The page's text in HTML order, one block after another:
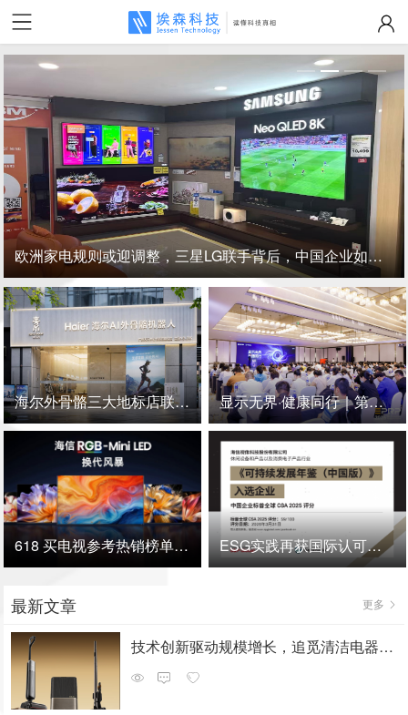
欧洲家电规则或迎调整，三星LG联手背后，中国企业如何应对？
海尔外骨骼三大地标店联动开业！W3妈妈款新品同步预售 显示无界·健康同行｜第三届健康显示大会在京隆重召开
618 买电视参考热销榜单：海信全渠道量额双冠，RGB-Mini LED 成换代首选 ESG实践再获国际认可，海信视像入选标普全球可持续发展年鉴
最新文章 更多
技术创新驱动规模增长，追觅清洁电器全球累计出货量破4000万台